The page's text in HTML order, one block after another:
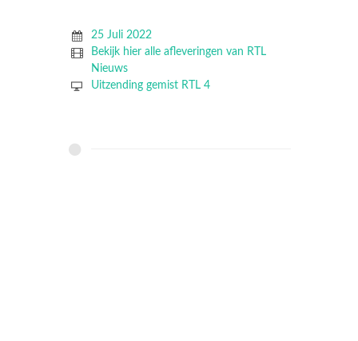
25 Juli 2022
Bekijk hier alle afleveringen van RTL
Nieuws
Uitzending gemist RTL 4